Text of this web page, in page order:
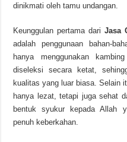
dinikmati oleh tamu undangan.
Keunggulan pertama dariJasa
adalah penggunaan bahan-
hanya menggunakan
diseleksi secara ketat,
kualitas yang luar biasa. Selain
hanya lezat, tetapi juga sehat
bentuk syukur kepada Allah
penuh keberkahan.